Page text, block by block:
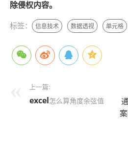
除侵权内容。
标签： 信息技术 数据透视 单元格
上一篇:
excel怎么算角度余弦值